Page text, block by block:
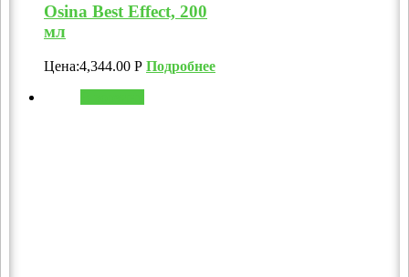
Osina Best Effect, 200
мл
Цена:4,344.00 Р Подробнее